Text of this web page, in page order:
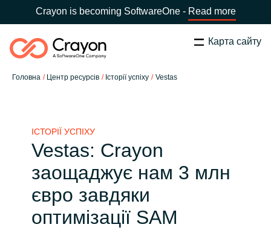
Crayon is becoming SoftwareOne - Read more
Карта сайту
Головна Центр ресурсів Історії успіху Vestas
Global site
Africa
Australia
Пошук Закрити
Технологічні партнери
Центр ресурсів
Партнерство (дистрибуція)
ІСТОРІЇ УСПІХУ
Vestas: Crayon
заощаджує нам 3 млн
євро завдяки
оптимізації SAM